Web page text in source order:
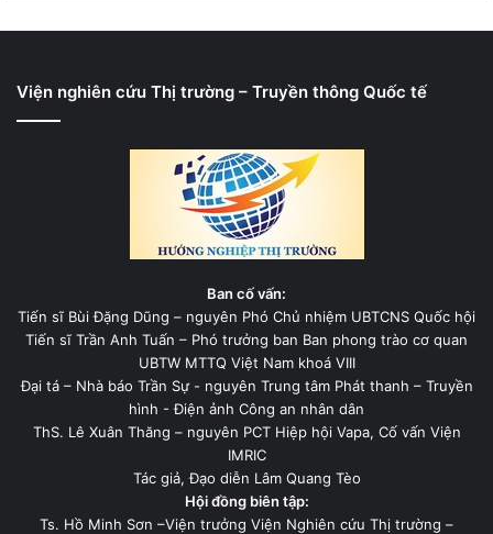
Viện nghiên cứu Thị trường – Truyền thông Quốc tế
Ban cố vấn:
Tiến sĩ Bùi Đặng Dũng – nguyên Phó Chủ nhiệm UBTCNS Quốc hội
Tiến sĩ Trần Anh Tuấn – Phó trưởng ban Ban phong trào cơ quan
UBTW MTTQ Việt Nam khoá VIII
Đại tá – Nhà báo Trần Sự - nguyên Trung tâm Phát thanh – Truyền
hình - Điện ảnh Công an nhân dân
ThS. Lê Xuân Thăng – nguyên PCT Hiệp hội Vapa, Cố vấn Viện
IMRIC
Tác giả, Đạo diễn Lâm Quang Tèo
Hội đồng biên tập:
Ts. Hồ Minh Sơn –Viện trưởng Viện Nghiên cứu Thị trường –